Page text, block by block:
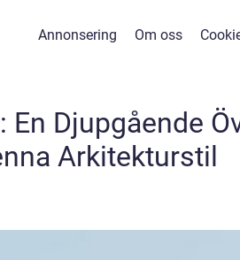
Annonsering Om oss
Djupgående
Arkitekturstil